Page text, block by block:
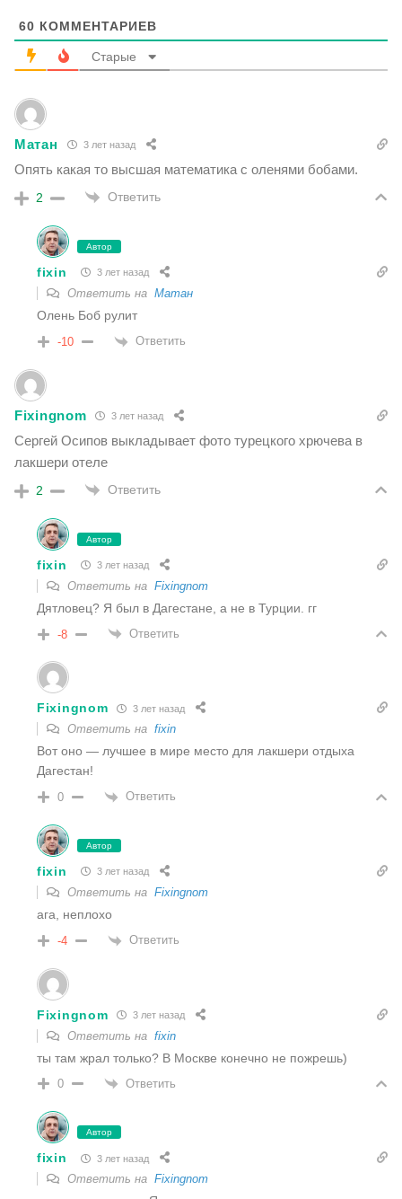
60 КОММЕНТАРИЕВ
Старые
Матан 3 лет назад
Опять какая то высшая математика с оленями бобами.
2 Ответить
Автор
fixin 3 лет назад
Ответить на Матан
Олень Боб рулит
-10 Ответить
Fixingnom 3 лет назад
Сергей Осипов выкладывает фото турецкого хрючева в
лакшери отеле
2 Ответить
Автор
fixin 3 лет назад
Ответить на Fixingnom
Дятловец? Я был в Дагестане, а не в Турции. гг
-8 Ответить
Fixingnom 3 лет назад
Ответить на fixin
Вот оно — лучшее в мире место для лакшери отдыха
Дагестан!
0 Ответить
Автор
fixin 3 лет назад
Ответить на Fixingnom
ага, неплохо
-4 Ответить
Fixingnom 3 лет назад
Ответить на fixin
ты там жрал только? В Москве конечно не пожрешь)
0 Ответить
Автор
fixin 3 лет назад
Ответить на Fixingnom